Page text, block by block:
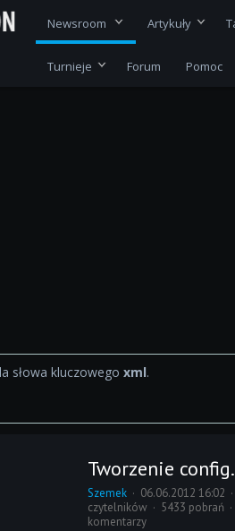
Newsroom Artykuły
Turnieje Forum Pomoc
słowa kluczowegoxml.
Tworzenie
Szemek
06.06.2012 16:02
czytelników
5433 pobrań
komentarzy